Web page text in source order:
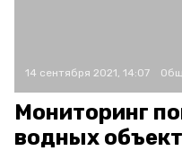
14 сентября 2021, 14:07
Мониторинг
водных